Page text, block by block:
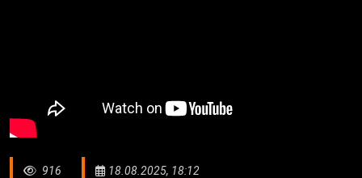
916 18.08.2025, 18:12